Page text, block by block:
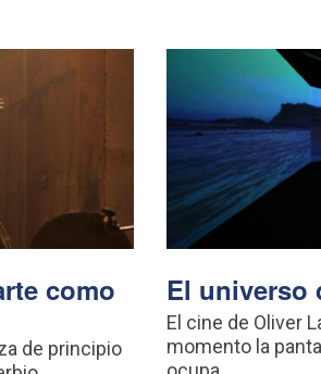
como
de principio
El universo
El cine de Oliver
momento la